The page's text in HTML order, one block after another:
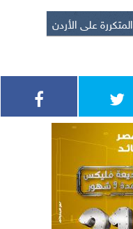
المتكررة على الأردن